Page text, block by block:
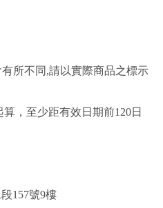
所不同,請以實際商品之標示
，至少距有效日期前120日
157號9樓